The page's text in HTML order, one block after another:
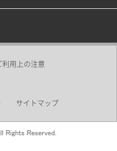
利用上の注意
サイトマップ